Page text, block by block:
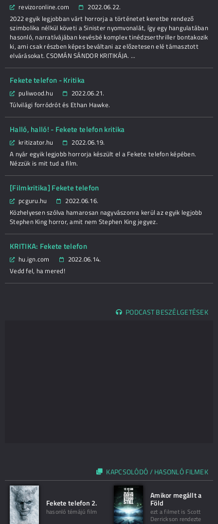
revizoronline.com
2022.06.22.
2022 egyik legjobban várt horrorja a történetet keretbe rendező
szimbolika nélkül követi a Sinister nyomvonalát, így egy hangulatában
hasonló, narratívájában kevésbé komplex tinédzserthriller bontakozik
ki, ami csak részben képes beváltani az előzetesen elé támasztott
elvárásokat. CSOMÁN SÁNDOR KRITIKÁJA. ...
Fekete telefon - Kritika
puliwood.hu
2022.06.21.
Túlvilági forródrót és Ethan Hawke.
Halló, halló! - Fekete telefon kritika
kritizator.hu
2022.06.19.
A nyár egyik legjobb horrorja készült el a Fekete telefon képében.
Nézzük is mit tud a film.
[Filmkritika] Fekete telefon
pcguru.hu
2022.06.16.
Közhelyesen szólva hamarosan nagyvászonra kerül az egyik legjobb
Stephen King horror, amit nem Stephen King jegyez.
KRITIKA: Fekete telefon
hu.ign.com
2022.06.14.
Vedd fel, ha mered!
PODCAST BESZÉLGETÉSEK
KAPCSOLÓDÓ / HASONLÓ FILMEK
Fekete telefon 2.
hasonló témájú film
Amikor megállt a
Föld
ezt a filmet is Scott
Derrickson rendezte